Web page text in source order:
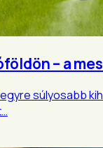
– a
súlyosabb